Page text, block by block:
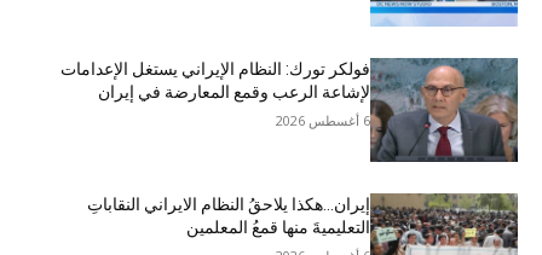
فولكر تورك: النظام الإيراني يستغل الإعدامات
لإشاعة الرعب وقمع المعارضة في إيران
6 أغسطس 2026
إيران…هکذا یلاحقُ النظام الایراني النقاباتِ
التعليميةَ منها قمعُ المعلمين